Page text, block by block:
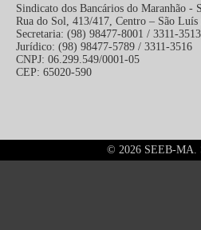
Sindicato dos Bancários do Maranhão -
Rua do Sol, 413/417, Centro – São
Secretaria: (98) 98477-8001 / 3311-3513
Jurídico: (98) 98477-5789 / 3311-3516
CNPJ: 06.299.549/0001-05
CEP: 65020-590
© 2026 SEEB-MA.